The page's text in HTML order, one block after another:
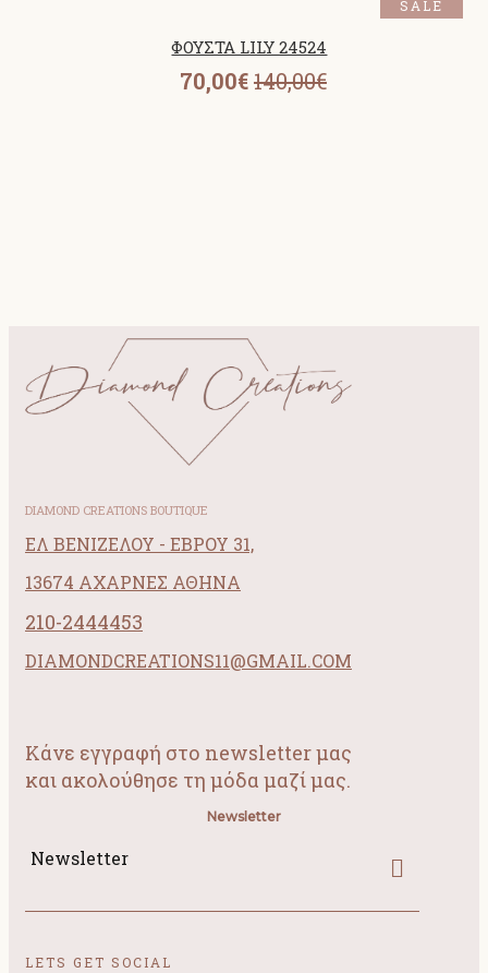
SALE
ΦΟΥΣΤΑ LILY 24524
70,00€140,00€
DIAMOND CREATIONS BOUTIQUE
ΕΛ ΒΕΝΙΖΕΛΟΥ - ΕΒΡΟΥ 31,
13674 ΑΧΑΡΝΕΣ ΑΘΗΝΑ
210-2444453
DIAMONDCREATIONS11@GMAIL.COM
Κάνε εγγραφή στο newsletter μας
και ακολούθησε τη μόδα μαζί μας.
Newsletter
Newsletter
LETS GET SOCIAL